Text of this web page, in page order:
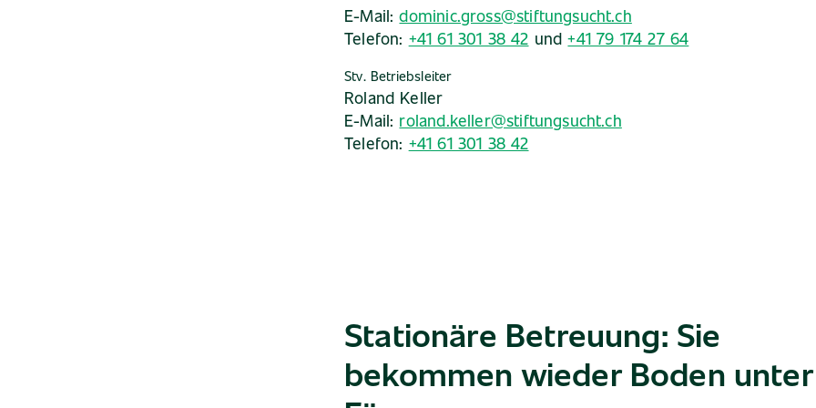
E-Mail:dominic.gross@stiftungsucht.ch
Telefon: +41 61 301 38 42 und+41 79 174 27 64
Stv. Betriebsleiter
Roland Keller
E-Mail: roland.keller@stiftungsucht.ch
Telefon: +41 61 301 38 42
Stationäre Betreuung: Sie
bekommen wieder Boden